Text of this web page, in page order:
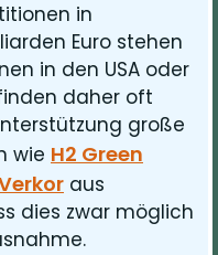
in
Euro stehen
in den USA oder
daher oft
große
wie H2 Green
aus
dies zwar möglich